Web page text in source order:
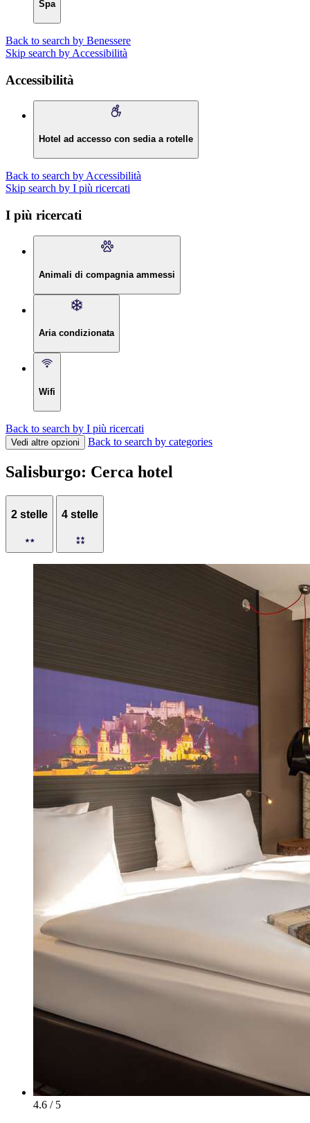
Spa
Back to search by Benessere
Skip search by Accessibilità
Accessibilità
Hotel ad accesso con sedia a rotelle
Back to search by Accessibilità
Skip search by I più ricercati
I più ricercati
Animali di compagnia ammessi
Aria condizionata
Wifi
Back to search by I più ricercati
Vedi altre opzioni Back to search by categories
Salisburgo: Cerca hotel
2 stelle 4 stelle
4.6 / 5